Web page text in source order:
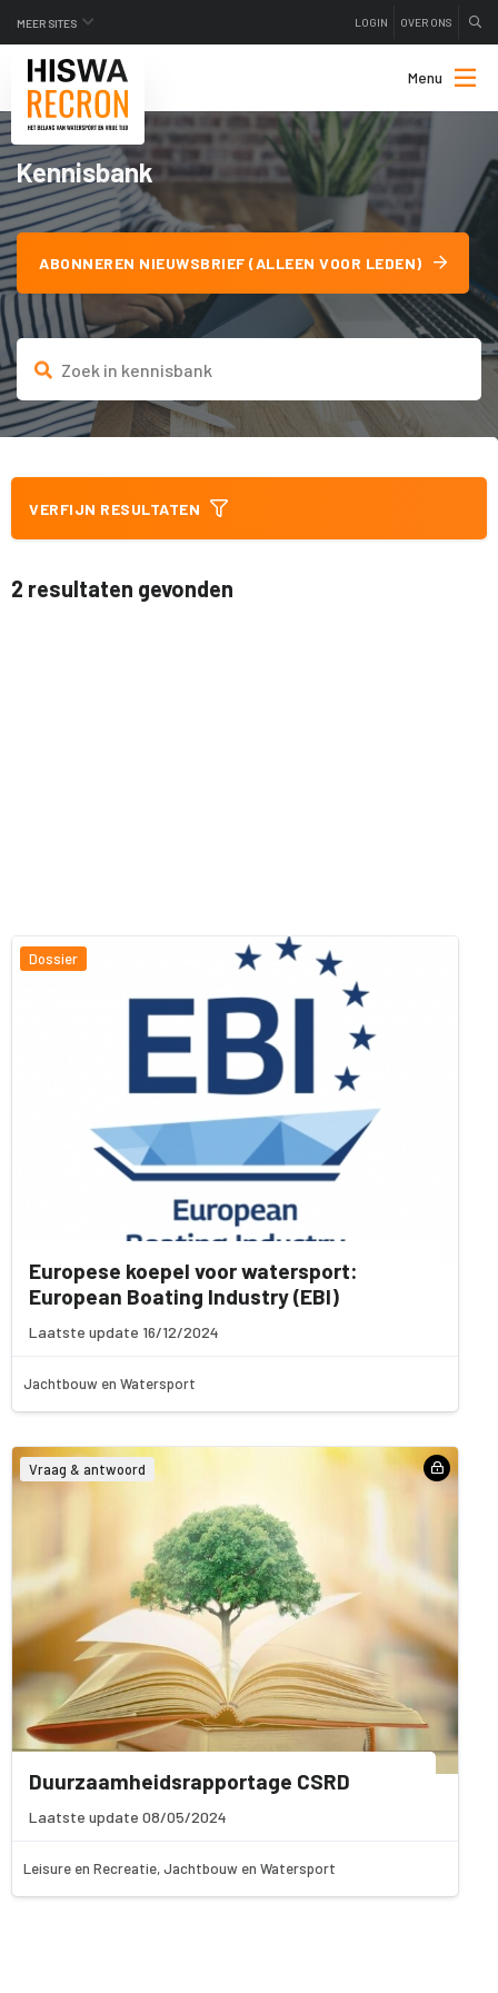
MEER SITES LOGIN OVER ONS
Menu
Kennisbank
ABONNEREN NIEUWSBRIEF (ALLEEN VOOR LEDEN)
VERFIJN RESULTATEN
2 resultaten gevonden
Dossier
Europese koepel voor watersport:
European Boating Industry (EBI)
Laatste update 16/12/2024
Jachtbouw en Watersport
Vraag & antwoord
Duurzaamheidsrapportage CSRD
Laatste update 08/05/2024
Leisure en Recreatie, Jachtbouw en Watersport